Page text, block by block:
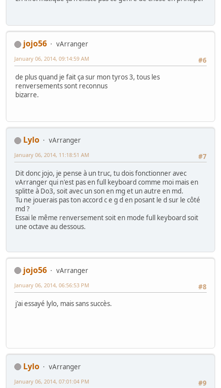
jojo56
vArranger
#6
January 06, 2014, 09:14:59 AM
de plus quand je fait ça sur mon tyros 3, tous les
renversements sont reconnus
bizarre.
Lylo
vArranger
#7
January 06, 2014, 11:18:51 AM
Dit donc jojo, je pense à un truc, tu dois fonctionner avec
vArranger qui n'est pas en full keyboard comme moi mais en
splitte à Do3, soit avec un son en mg et un autre en md.
Tu ne jouerais pas ton accord c e g d en posant le d sur le côté
md ?
Essai le même renversement soit en mode full keyboard soit
une octave au dessous.
jojo56
vArranger
#8
January 06, 2014, 06:56:53 PM
j'ai essayé lylo, mais sans succès.
Lylo
vArranger
#9
January 06, 2014, 07:01:04 PM